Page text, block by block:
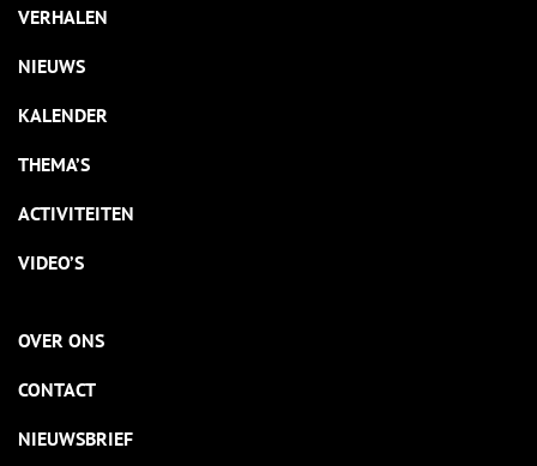
VERHALEN
NIEUWS
KALENDER
THEMA’S
ACTIVITEITEN
VIDEO’S
OVER ONS
CONTACT
NIEUWSBRIEF